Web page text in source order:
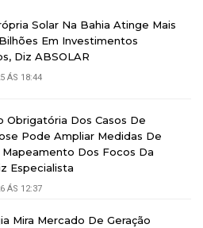
Solar Na Bahia Atinge Mais
Em Investimentos
Diz ABSOLAR
ÁS 18:44
Obrigatória Dos Casos De
Pode Ampliar Medidas De
Dos Focos Da
Especialista
ÁS 12:37
Mira Mercado De Geração